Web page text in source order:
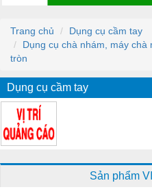
Trang chủ
Dụng cụ cầm tay
Dụng cụ chà nhám, máy
tròn
Dụng cụ cầm tay
Sản phẩm